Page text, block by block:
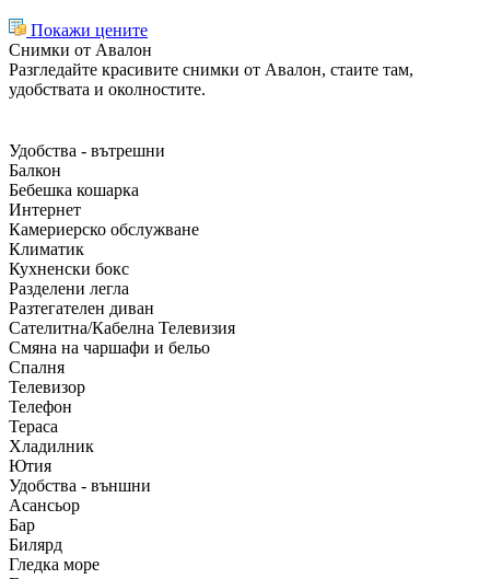
Покажи цените
Снимки от Авалон
Разгледайте красивите снимки от Авалон, стаите там,
удобствата и околностите.
Удобства - вътрешни
Балкон
Бебешка кошарка
Интернет
Камериерско обслужване
Климатик
Кухненски бокс
Разделени легла
Разтегателен диван
Сателитна/Кабелна Телевизия
Смяна на чаршафи и бельо
Спалня
Телевизор
Телефон
Тераса
Хладилник
Ютия
Удобства - външни
Асансьор
Бар
Билярд
Гледка море